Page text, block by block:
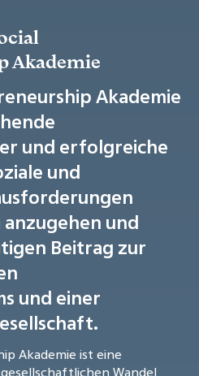
Akademie
Akademie
und erfolgreiche
und
und
Beitrag zur
und einer
Akademie ist eine
Wandel